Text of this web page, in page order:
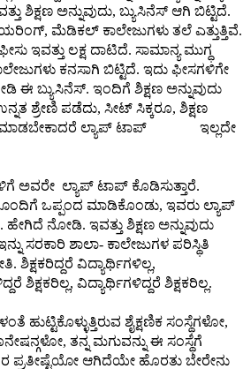
ಶಿಕ್ಷಣ ಅನ್ನುವುದು, ಬ್ಯುಸಿನೆಸ್ ಆಗಿ ಬಿಟ್ಟಿದೆ.
ಮೆಡಿಕಲ್ ಕಾಲೇಜುಗಳು ತಲೆ ಎತ್ತುತ್ತಿವೆ.
ಇವತ್ತು ಲಕ್ಷ ದಾಟಿದೆ. ಸಾಮಾನ್ಯ ಮುಗ್ಧ
ಕನಸಾಗಿ ಬಿಟ್ಟಿದೆ. ಇದು ಫೀಸಗಳಿಗೇ
ಈ ಬ್ಯುಸಿನೆಸ್. ಇಂದಿಗೆ ಶಿಕ್ಷಣ ಅನ್ನುವುದು
ಶ್ರೇಣಿ ಪಡೆದು, ಸೀಟ್ ಸಿಕ್ಕರೂ, ಶಿಕ್ಷಣ
ಮಾಡಬೇಕಾದರೆ ಲ್ಯಾಪ್ ಟಾಪ್ ಇಲ್ಲದೇ
ಅವರೇ ಲ್ಯಾಪ್ ಟಾಪ್ ಕೊಡಿಸುತ್ತಾರೆ.
ಒಪ್ಪಂದ ಮಾಡಿಕೊಂಡು, ಇವರು ಲ್ಯಾಪ್
ನೋಡಿ. ಇವತ್ತು ಶಿಕ್ಷಣ ಅನ್ನುವುದು
ಸರಕಾರಿ ಶಾಲಾ- ಕಾಲೇಜುಗಳ ಪರಿಸ್ಥಿತಿ
ಶಿಕ್ಷಕರಿದ್ದರೆ ವಿದ್ಯಾರ್ಥಿಗಳಿಲ್ಲ,
ವಿದ್ಯಾರ್ಥಿಗಳಿದ್ದರೆ ಶಿಕ್ಷಕರಿಲ್ಲ.
ಶೈಕ್ಷಣಿಕ ಸಂಸ್ಥೆಗಳೋ,
ತನ್ನ ಮಗುವನ್ನು ಈ ಸಂಸ್ಥೆಗೆ
ಪ್ರತೀಷ್ಟೆಯೋ ಆಗಿದೆಯೇ ಹೊರತು ಬೇರೇನು